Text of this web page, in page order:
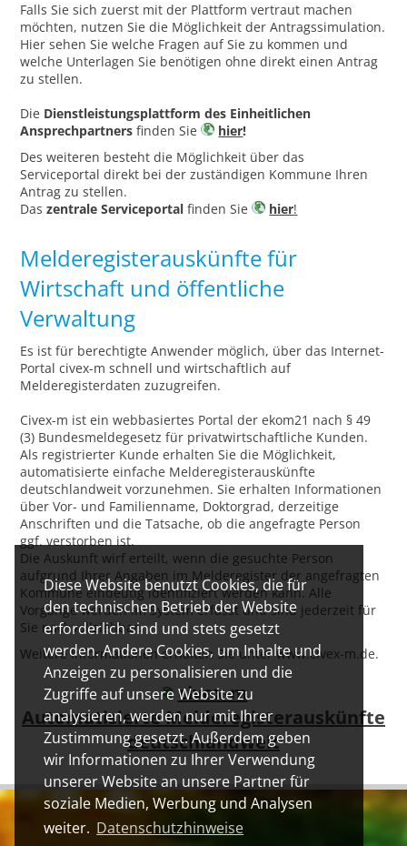
Diese Website benutzt Cookies, die für
den technischen Betrieb der Website
erforderlich sind und stets gesetzt
werden. Andere Cookies, um Inhalte und
Anzeigen zu personalisieren und die
Zugriffe auf unsere Website zu
analysieren, werden nur mit Ihrer
Zustimmung gesetzt. Außerdem geben
wir Informationen zu Ihrer Verwendung
unserer Website an unsere Partner für
soziale Medien, Werbung und Analysen
weiter. Datenschutzhinweise
Falls Sie sich zuerst mit der Plattform vertraut machen
möchten, nutzen Sie die Möglichkeit der Antragssimulation.
Hier sehen Sie welche Fragen auf Sie zu kommen und
welche Unterlagen Sie benötigen ohne direkt einen Antrag
zu stellen.
Die Dienstleistungsplattform des Einheitlichen
Ansprechpartners finden Sie hier!
Des weiteren besteht die Möglichkeit über das
Serviceportal direkt bei der zuständigen Kommune Ihren
Antrag zu stellen.
Daszentrale Serviceportal finden Sie hier!
Melderegisterauskünfte für
Wirtschaft und öffentliche
Verwaltung
Es ist für berechtigte Anwender möglich, über das Internet-
Portal civex-m schnell und wirtschaftlich auf
Melderegisterdaten zuzugreifen.
Civex-m ist ein webbasiertes Portal der ekom21 nach § 49
(3) Bundesmeldegesetz für privatwirtschaftliche Kunden.
Als registrierter Kunde erhalten Sie die Möglichkeit,
automatisierte einfache Melderegisterauskünfte
deutschlandweit vorzunehmen. Sie erhalten Informationen
über Vor- und Familienname, Doktorgrad, derzeitige
Anschriften und die Tatsache, ob die angefragte Person
ggf. verstorben ist.
Die Auskunft wirf erteilt, wenn die gesuchte Person
aufgrund Ihrer Angaben im Melderegister der angefragten
Kommune eindeutig identifiziert werden kann. Alle
Vorgänge werden im System erfasst und sind jederzeit für
Sie nachvollziehbar.
Weitere Informationen erhalten Sie unter www.civex-m.de.
civex-m
Automatisierte Melderegisterauskünfte
deutschlandweit